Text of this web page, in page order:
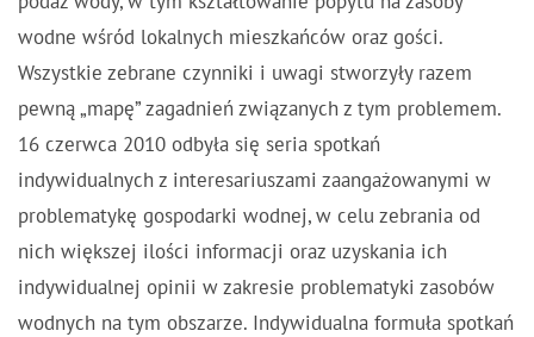
wodne wśród lokalnych mieszkańców oraz gości.
Wszystkie zebrane czynniki i uwagi stworzyły razem
pewną „mapę” zagadnień związanych z tym problemem.
16 czerwca 2010 odbyła się seria spotkań
indywidualnych z interesariuszami zaangażowanymi w
problematykę gospodarki wodnej, w celu zebrania od
nich większej ilości informacji oraz uzyskania ich
indywidualnej opinii w zakresie problematyki zasobów
wodnych na tym obszarze. Indywidualna formuła spotkań